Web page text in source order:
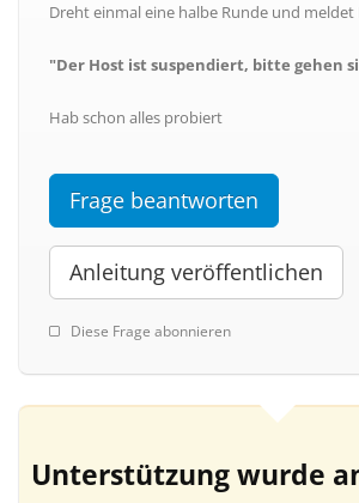
Dreht einmal eine halbe Runde und meldet
"Der Host ist suspendiert, bitte gehen
Hab schon alles probiert
Frage beantworten
Anleitung veröffentlichen
Diese Frage abonnieren
Unterstützung wurde